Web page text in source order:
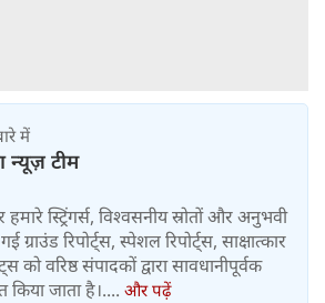
में
न्यूज़ टीम
स्ट्रिंगर्स, विश्वसनीय स्रोतों और अनुभवी
ग्राउंड रिपोर्ट्स, स्पेशल रिपोर्ट्स, साक्षात्कार
वरिष्ठ संपादकों द्वारा सावधानीपूर्वक
जाता है।.... और पढ़ें